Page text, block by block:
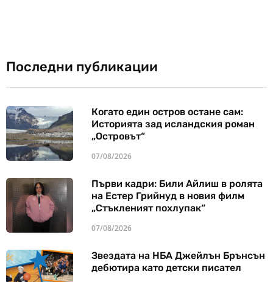
Последни публикации
Когато един остров остане сам:
Историята зад исландския роман
„Островът“
07/08/2026
Първи кадри: Били Айлиш в ролята
на Естер Грийнуд в новия филм
„Стъкленият похлупак“
07/08/2026
Звездата на НБА Джейлън Брънсън
дебютира като детски писател